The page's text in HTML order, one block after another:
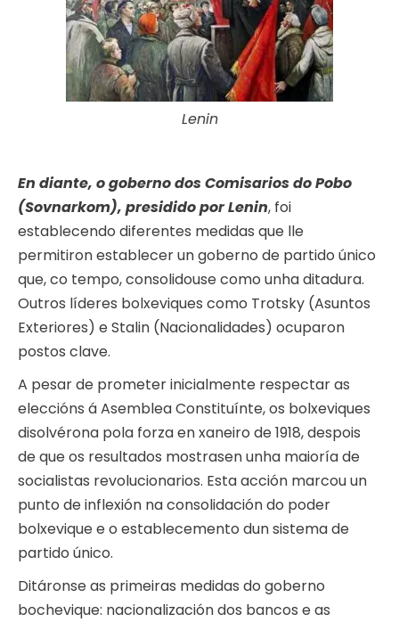
Lenin
En diante, o goberno dos Comisarios do Pobo
(Sovnarkom), presidido por Lenin, foi
establecendo diferentes medidas que lle
permitiron establecer un goberno de partido único
que, co tempo, consolidouse como unha ditadura.
Outros líderes bolxeviques como Trotsky (Asuntos
Exteriores) e Stalin (Nacionalidades) ocuparon
postos clave.
A pesar de prometer inicialmente respectar as
eleccións á Asemblea Constituínte, os bolxeviques
disolvérona pola forza en xaneiro de 1918, despois
de que os resultados mostrasen unha maioría de
socialistas revolucionarios. Esta acción marcou un
punto de inflexión na consolidación do poder
bolxevique e o establecemento dun sistema de
partido único.
Ditáronse as primeiras medidas do goberno
bochevique: nacionalización dos bancos e as